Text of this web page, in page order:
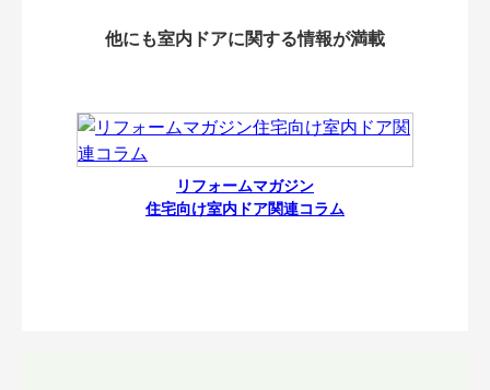
他にも室内ドアに関する情報が満載
リフォームマガジン
住宅向け室内ドア関連コラム